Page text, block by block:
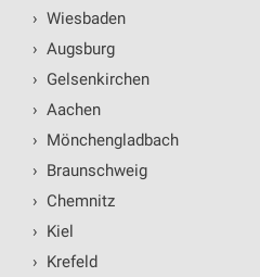
› Wiesbaden
› Augsburg
› Gelsenkirchen
› Aachen
› Mönchengladbach
› Braunschweig
› Chemnitz
› Kiel
› Krefeld